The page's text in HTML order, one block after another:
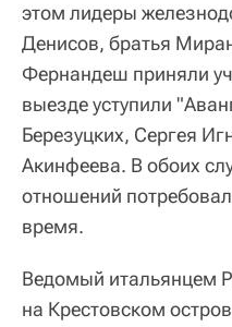
этом лидеры
Денисов, братья
Фернандеш приняли
выезде уступили
Березуцких, Сергея
Акинфеева. В обоих
отношений
время.
Ведомый итальянцем
на Крестовском